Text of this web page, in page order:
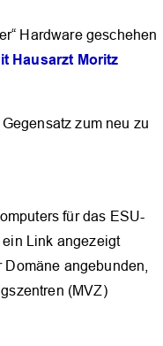
Hardware geschehen
Hausarzt Moritz
zum neu zu
für das ESU-
ein Link angezeigt
angebunden,
(MVZ)